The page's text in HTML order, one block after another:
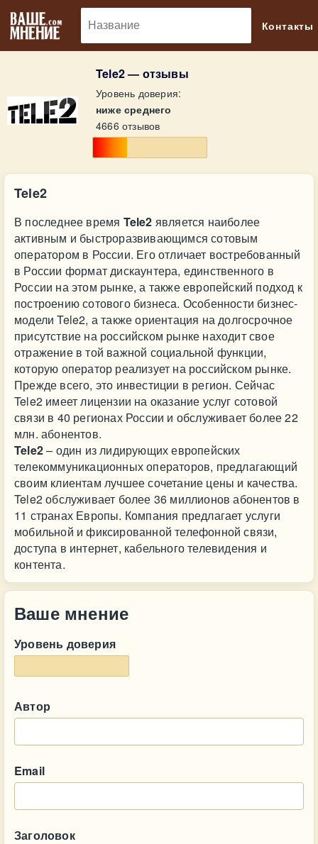
Контакты
Tele2 — отзывы
Уровень доверия:
ниже среднего
4666 отзывов
Tele2
В последнее время Tele2 является наиболее
активным и быстроразвивающимся сотовым
оператором в России. Его отличает востребованный
в России формат дискаунтера, единственного в
России на этом рынке, а также европейский подход к
построению сотового бизнеса. Особенности бизнес-
модели Tele2, а также ориентация на долгосрочное
присутствие на российском рынке находит свое
отражение в той важной социальной функции,
которую оператор реализует на российском рынке.
Прежде всего, это инвестиции в регион. Сейчас
Tele2 имеет лицензии на оказание услуг сотовой
связи в 40 регионах России и обслуживает более 22
млн. абонентов.
Tele2– один из лидирующих европейских
телекоммуникационных операторов, предлагающий
своим клиентам лучшее сочетание цены и качества.
Tele2 обслуживает более 36 миллионов абонентов в
11 странах Европы. Компания предлагает услуги
мобильной и фиксированной телефонной связи,
доступа в интернет, кабельного телевидения и
контента.
Ваше мнение
Уровень доверия
Автор
Email
Заголовок